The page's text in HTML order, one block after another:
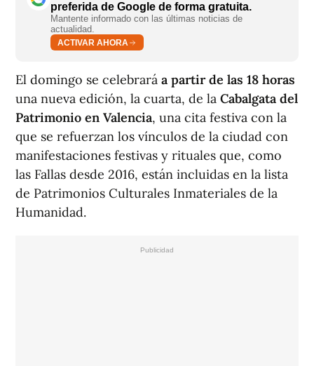
preferida de Google de forma gratuita.
Mantente informado con las últimas noticias de
actualidad.
ACTIVAR AHORA
El domingo se celebrará a partir de las 18 horas
una nueva edición, la cuarta, de la Cabalgata del
Patrimonio en Valencia, una cita festiva con la
que se refuerzan los vínculos de la ciudad con
manifestaciones festivas y rituales que, como
las Fallas desde 2016, están incluidas en la lista
de Patrimonios Culturales Inmateriales de la
Humanidad.